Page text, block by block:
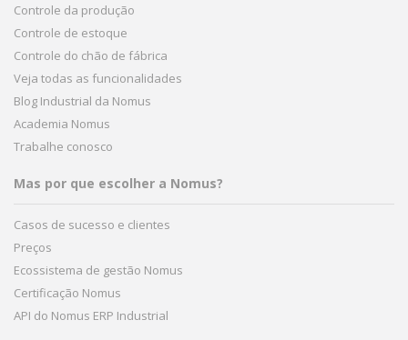
Controle da produção
Controle de estoque
Controle do chão de fábrica
Veja todas as funcionalidades
Blog Industrial da Nomus
Academia Nomus
Trabalhe conosco
Mas por que escolher a Nomus?
Casos de sucesso e clientes
Preços
Ecossistema de gestão Nomus
Certificação Nomus
API do Nomus ERP Industrial